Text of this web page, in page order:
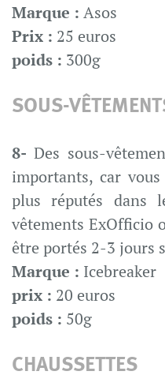
Marque : Asos
Prix : 25 euros
poids : 300g
SOUS-
8- Des sous-
importants, car
plus réputés dans
vêtements ExOfficio
être portés 2-3 jours
Marque : Icebreaker
prix : 20 euros
poids : 50g
CHAUSSETTES